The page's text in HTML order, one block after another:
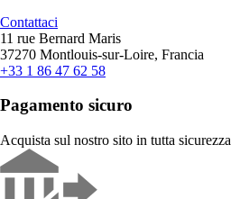
Contattaci
11 rue Bernard Maris
37270 Montlouis-sur-Loire, Francia
+33 1 86 47 62 58
Pagamento sicuro
Acquista sul nostro sito in tutta sicurezza